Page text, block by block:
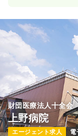
財団医療法人十全会
上野病院
エージェント求人 電